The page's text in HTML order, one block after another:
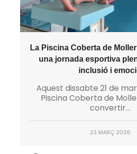
La Piscina Coberta de
una jornada esportiva
inclusió i
Aquest dissabte 21 de
Piscina Coberta de
convertir...
23 MARÇ 2026